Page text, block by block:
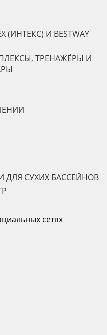
И BESTWAY
ТРЕНАЖЁРЫ И
ДЛЯ СУХИХ БАССЕЙНОВ
сетях